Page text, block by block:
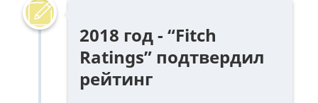
2018 год - “Fitch
Ratings” подтвердил
рейтинг